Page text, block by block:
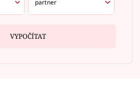
VYPOČÍTAT